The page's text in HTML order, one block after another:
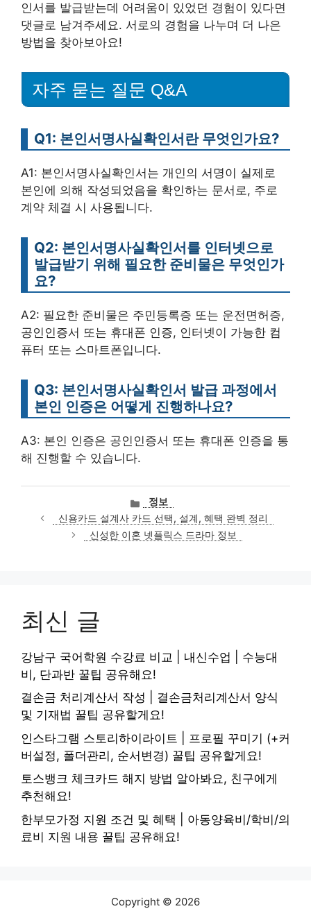
인서를 발급받는데 어려움이 있었던 경험이 있다면
댓글로 남겨주세요. 서로의 경험을 나누며 더 나은
방법을 찾아보아요!
자주 묻는 질문 Q&A
Q1: 본인서명사실확인서란 무엇인가요?
A1: 본인서명사실확인서는 개인의 서명이 실제로
본인에 의해 작성되었음을 확인하는 문서로, 주로
계약 체결 시 사용됩니다.
Q2: 본인서명사실확인서를 인터넷으로
발급받기 위해 필요한 준비물은 무엇인가
요?
A2: 필요한 준비물은 주민등록증 또는 운전면허증,
공인인증서 또는 휴대폰 인증, 인터넷이 가능한 컴
퓨터 또는 스마트폰입니다.
Q3: 본인서명사실확인서 발급 과정에서
본인 인증은 어떻게 진행하나요?
A3: 본인 인증은 공인인증서 또는 휴대폰 인증을 통
해 진행할 수 있습니다.
카
테
고
리
정보
신용카드 설계사 카드 선택, 설계, 혜택 완벽 정리
신성한 이혼 넷플릭스 드라마 정보
최신 글
강남구 국어학원 수강료 비교 | 내신수업 | 수능대
비, 단과반 꿀팁 공유해요!
결손금 처리계산서 작성 | 결손금처리계산서 양식
및 기재법 꿀팁 공유할게요!
인스타그램 스토리하이라이트 | 프로필 꾸미기 (+커
버설정, 폴더관리, 순서변경) 꿀팁 공유할게요!
토스뱅크 체크카드 해지 방법 알아봐요, 친구에게
추천해요!
한부모가정 지원 조건 및 혜택 | 아동양육비/학비/의
료비 지원 내용 꿀팁 공유해요!
Copyright © 2026